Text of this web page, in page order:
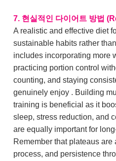
7. 현실적인 다이어트 방법
A realistic and effective diet
sustainable habits rather
includes incorporating more
practicing portion control
counting, and staying
genuinely enjoy . Building
training is beneficial as it
sleep, stress reduction, and
are equally important for
Remember that plateaus are
process, and persistence